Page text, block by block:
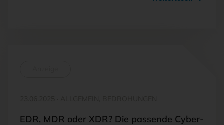
EDR, MDR oder XDR? Die passende Cyber-